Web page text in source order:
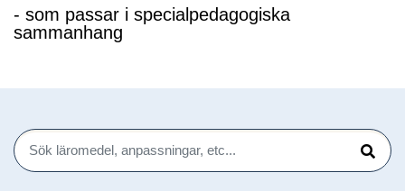
- som passar i specialpedagogiska
sammanhang
Sök
Sök